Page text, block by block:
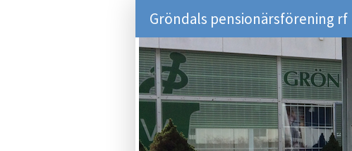
Gröndals pensionärsförening rf